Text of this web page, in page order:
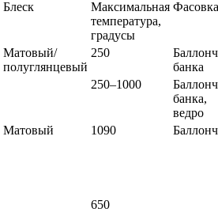
Блеск
Максимальная
температура,
градусы
Фасовка
Матовый/
полуглянцевый
250
банка
250–1000
банка,
ведро
Матовый 1090
650